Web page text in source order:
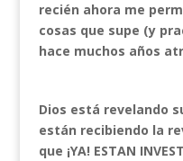
recién ahora me
cosas que supe (y
hace muchos años
Dios está revelando
están recibiendo la
que ¡YA! ESTAN